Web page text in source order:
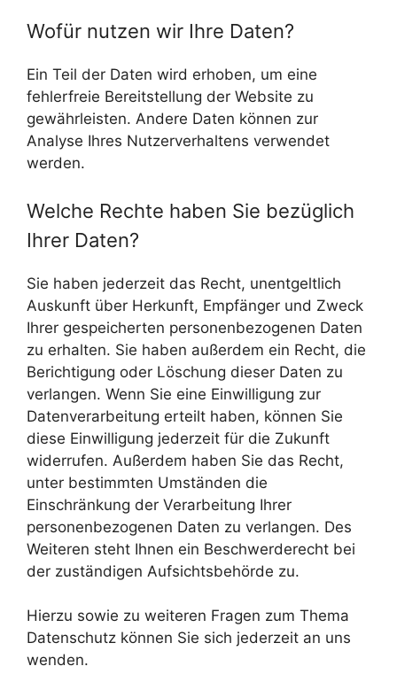
Wofür nutzen wir Ihre Daten?
Ein Teil der Daten wird erhoben, um eine
fehlerfreie Bereitstellung der Website zu
gewährleisten. Andere Daten können zur
Analyse Ihres Nutzerverhaltens verwendet
werden.
Welche Rechte haben Sie bezüglich
Ihrer Daten?
Sie haben jederzeit das Recht, unentgeltlich
Auskunft über Herkunft, Empfänger und Zweck
Ihrer gespeicherten personenbezogenen Daten
zu erhalten. Sie haben außerdem ein Recht, die
Berichtigung oder Löschung dieser Daten zu
verlangen. Wenn Sie eine Einwilligung zur
Datenverarbeitung erteilt haben, können Sie
diese Einwilligung jederzeit für die Zukunft
widerrufen. Außerdem haben Sie das Recht,
unter bestimmten Umständen die
Einschränkung der Verarbeitung Ihrer
personenbezogenen Daten zu verlangen. Des
Weiteren steht Ihnen ein Beschwerderecht bei
der zuständigen Aufsichtsbehörde zu.
Hierzu sowie zu weiteren Fragen zum Thema
Datenschutz können Sie sich jederzeit an uns
wenden.